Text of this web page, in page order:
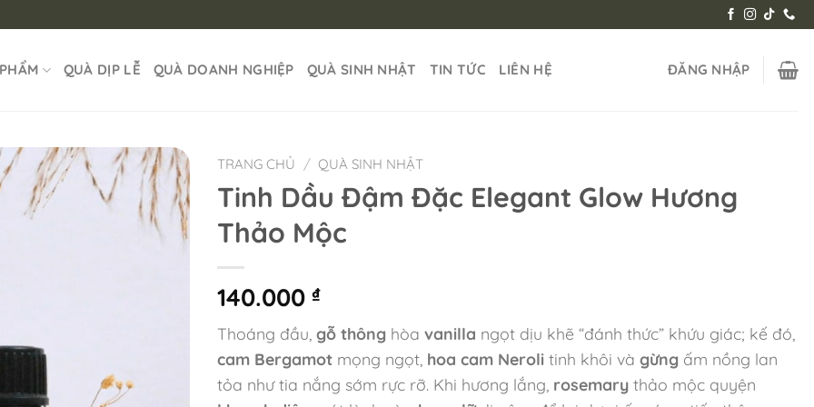
QUÀ DỊP LỄ QUÀ DOANH NGHIỆP QUÀ SINH NHẬT TIN TỨC LIÊN HỆ ĐĂNG NHẬP
TRANG CHỦ / QUÀ SINH NHẬT
Tinh Dầu Đậm Đặc Elegant Glow Hương
Thảo Mộc
140.000 ₫
Thoáng đầu, gỗ thông hòa vanilla ngọt dịu khẽ “đánh thức” khứu giác; kế đó,
cam Bergamot mọng ngọt, hoa cam Neroli tinh khôi và gừng ấm nồng lan
tỏa như tia nắng sớm rực rỡ. Khi hương lắng, rosemary thảo mộc quyện